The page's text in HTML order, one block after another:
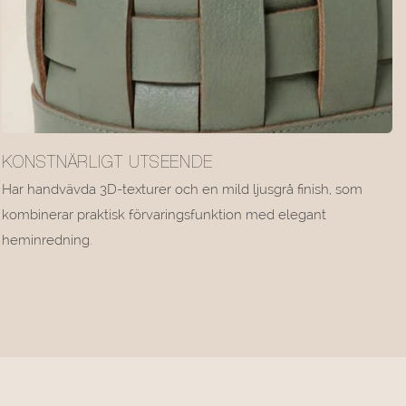
KONSTNÄRLIGT UTSEENDE
Har handvävda 3D-texturer och en mild ljusgrå finish, som
kombinerar praktisk förvaringsfunktion med elegant
heminredning.